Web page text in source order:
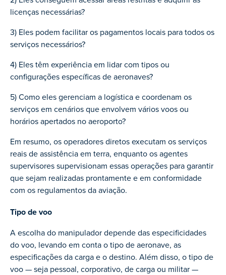
licenças necessárias?
3) Eles podem facilitar os pagamentos locais para todos os
serviços necessários?
4) Eles têm experiência em lidar com tipos ou
configurações específicas de aeronaves?
5) Como eles gerenciam a logística e coordenam os
serviços em cenários que envolvem vários voos ou
horários apertados no aeroporto?
Em resumo, os operadores diretos executam os serviços
reais de assistência em terra, enquanto os agentes
supervisores supervisionam essas operações para garantir
que sejam realizadas prontamente e em conformidade
com os regulamentos da aviação.
Tipo de voo
A escolha do manipulador depende das especificidades
do voo, levando em conta o tipo de aeronave, as
especificações da carga e o destino. Além disso, o tipo de
voo — seja pessoal, corporativo, de carga ou militar —